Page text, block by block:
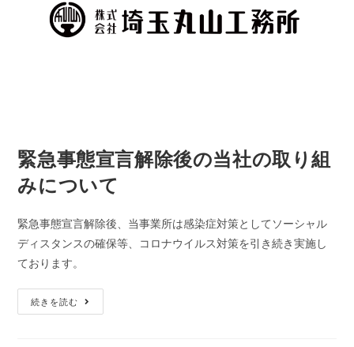
緊急事態宣言解除後の当社の取り組
みについて
緊急事態宣言解除後、当事業所は感染症対策としてソーシャル
ディスタンスの確保等、コロナウイルス対策を引き続き実施し
ております。
続きを読む